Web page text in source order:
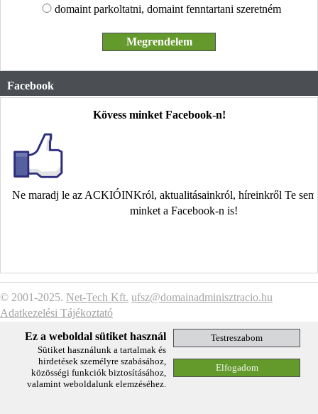
domaint parkoltatni, domaint fenntartani szeretném
Facebook
Kövess minket Facebook-n!
Ne maradj le az ACKIÓINKról, aktualitásainkról, híreinkről Te
minket a Facebook-n is!
© 2001-2025. Net-Tech Kft. ufsz@domainadminisztracio.hu
Adatkezelési Tájékoztató
Ez a weboldal sütiket használ
Sütiket használunk a tartalmak és
hirdetések személyre szabásához,
közösségi funkciók biztosításához,
valamint weboldalunk elemzéséhez.